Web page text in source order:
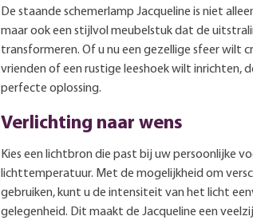
De staande schemerlamp Jacqueline is niet
maar ook een stijlvol meubelstuk dat de
transformeren. Of u nu een gezellige sfeer wilt
vrienden of een rustige leeshoek wilt inrichten,
perfecte oplossing.
Verlichting naar wens
Kies een lichtbron die past bij uw persoonlijke
lichttemperatuur. Met de mogelijkheid om
gebruiken, kunt u de intensiteit van het licht
gelegenheid. Dit maakt de Jacqueline een